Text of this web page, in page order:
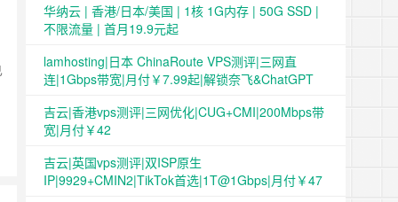
华纳云 | 香港/日本/美国 | 1核 1G内存 | 50G SSD |
不限流量 | 首月19.9元起
lamhosting|日本 ChinaRoute VPS测评|三网直
连|1Gbps带宽|月付￥7.99起|解锁奈飞&ChatGPT
吉云|香港vps测评|三网优化|CUG+CMI|200Mbps带
宽|月付￥42
吉云|英国vps测评|双ISP原生
IP|9929+CMIN2|TikTok首选|1T@1Gbps|月付￥47